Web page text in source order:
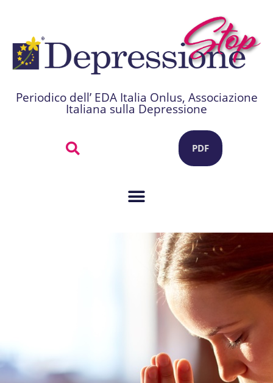
Periodico dell’ EDA Italia Onlus, Associazione
Italiana sulla Depressione
PDF